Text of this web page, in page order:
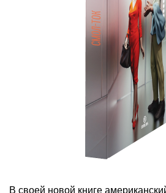
В своей новой книге